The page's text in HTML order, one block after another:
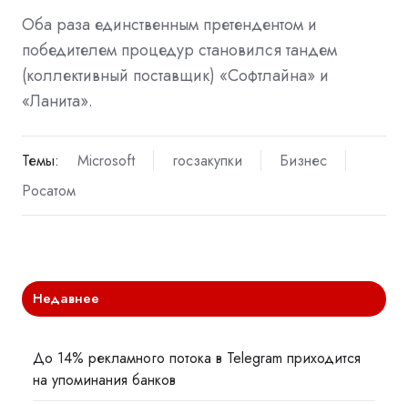
Оба раза единственным претендентом и
победителем процедур становился тандем
(коллективный поставщик) «Софтлайна» и
«Ланита».
Темы: Microsoft госзакупки
Бизнес
Росатом
Недавнее
До 14% рекламного потока в Telegram приходится
на упоминания банков